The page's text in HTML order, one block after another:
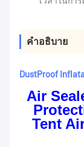
คําอธิบาย
DustProof
Air
Tent